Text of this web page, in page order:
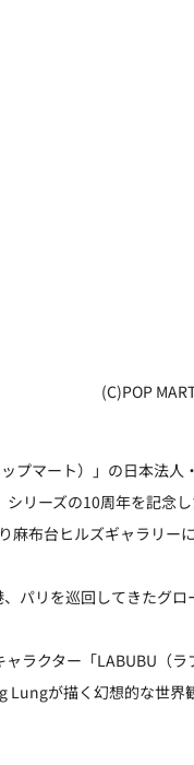
(C)POP
プマート）」の日本法
リーズの10周年を記念
布台ヒルズギャラリーに
パリを巡回してきたグロ
ャラクター「LABUBU（
Lungが描く幻想的な世